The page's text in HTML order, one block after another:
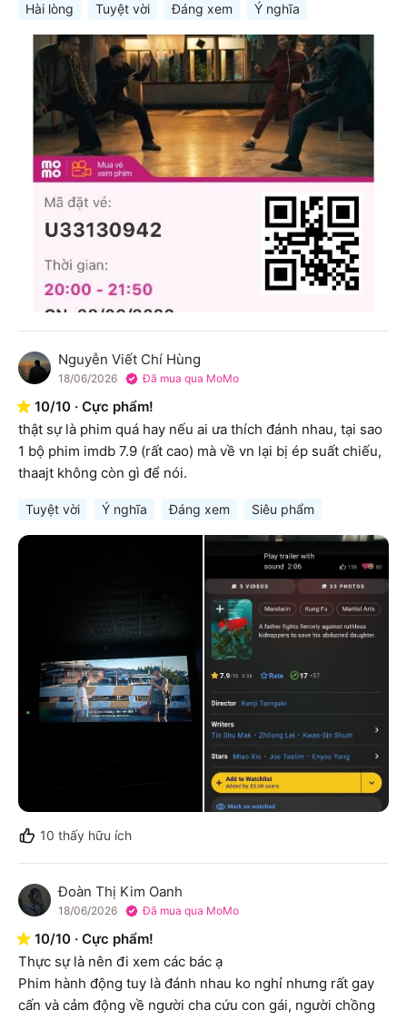
Hài lòng Tuyệt vời Đáng xem Ý nghĩa
N Nguyễn Viết Chí Hùng
18/06/2026 Đã mua qua MoMo
10/10 · Cực phẩm!
thật sự là phim quá hay nếu ai ưa thích đánh nhau, tại sao
1 bộ phim imdb 7.9 (rất cao) mà về vn lại bị ép suất chiếu,
thaajt không còn gì để nói.
Tuyệt vời Ý nghĩa Đáng xem Siêu phẩm
10 thấy hữu ích
Đ Đoàn Thị Kim Oanh
18/06/2026 Đã mua qua MoMo
10/10 · Cực phẩm!
Thực sự là nên đi xem các bác ạ
Phim hành động tuy là đánh nhau ko nghỉ nhưng rất gay
cấn và cảm động về người cha cứu con gái, người chồng